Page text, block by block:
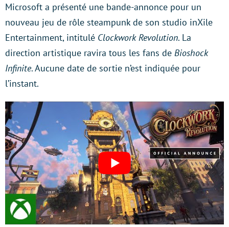
Microsoft a présenté une bande-annonce pour un
nouveau jeu de rôle steampunk de son studio inXile
Entertainment, intitulé Clockwork Revolution. La
direction artistique ravira tous les fans de Bioshock
Infinite. Aucune date de sortie n’est indiquée pour
l’instant.